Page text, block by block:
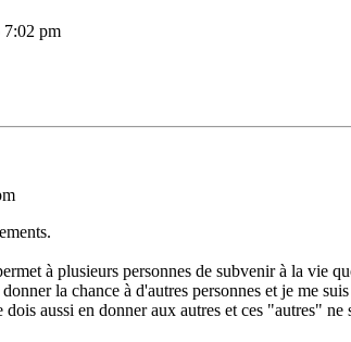
7:02 pm
à plusieurs personnes de subvenir à la vie
la chance à d'autres personnes et je me
aussi en donner aux autres et ces "autres"